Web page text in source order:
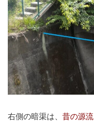
右側の暗渠は、 昔の源流